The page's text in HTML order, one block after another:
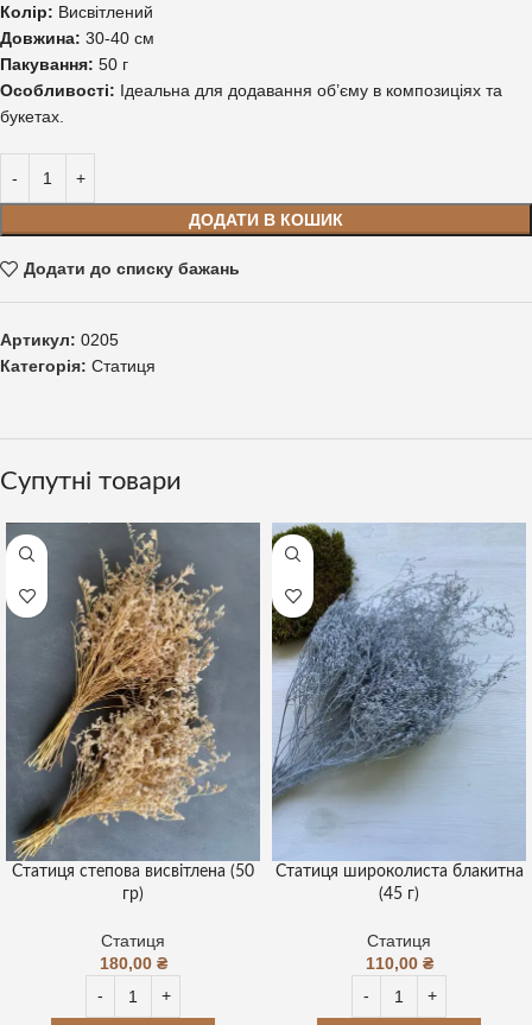
Колір: Висвітлений
Довжина: 30-40 см
Пакування: 50 г
Особливості: Ідеальна для додавання об’єму в композиціях та
букетах.
ДОДАТИ В КОШИК
Додати до списку бажань
Артикул: 0205
Категорія: Статиця
Супутні товари
Статиця степова висвітлена (50
гр)
Статиця
180,00 ₴
Статиця широколиста блакитна
(45 г)
Статиця
110,00 ₴